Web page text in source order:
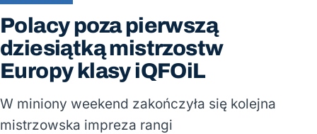
Polacy poza pierwszą
dziesiątką mistrzostw
Europy klasy iQFOiL
W miniony weekend zakończyła się kolejna
mistrzowska impreza rangi